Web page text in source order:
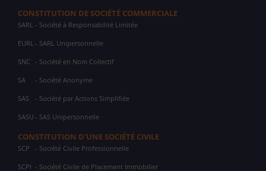
CONSTITUTION DE SOCIÉTÉ COMMERCIALE
SARL - Société à Responsabilité Limitée
EURL - SARL Unipersonnelle
SNC - Société en Nom Collectif
SA - Société Anonyme
SAS - Société par Actions Simplifiée
SASU - SAS Unipersonnelle
CONSTITUTION D'UNE SOCIÉTÉ CIVILE
SCP - Société Civile Professionnelle
SCPI - Société Civile de Placement Immobilier